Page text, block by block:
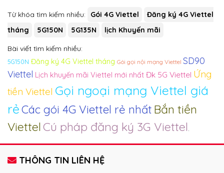
Từ khóa tìm kiếm nhiều: Gói 4G Viettel
Đăng ký 4G Viettel
tháng
5G150N 5G135N lịch Khuyến mãi
Bài viết tìm kiếm nhiều:
5G150N Đăng ký 4G Viettel tháng Gói gọi nội mạng Viettel SD90
Viettel Lịch khuyến mãi Viettel mới nhất Đk 5G Viettel Ứng
tiền Viettel Gọi ngoại mạng Viettel giá
rẻCác gói 4G Viettel rẻ nhất Bắn tiền
ViettelCú pháp đăng ký 3G Viettel.
THÔNG TIN LIÊN HỆ